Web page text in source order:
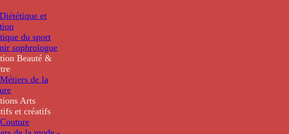
et
du sport
sophrologue
Beauté &
de la
Arts
et créatifs